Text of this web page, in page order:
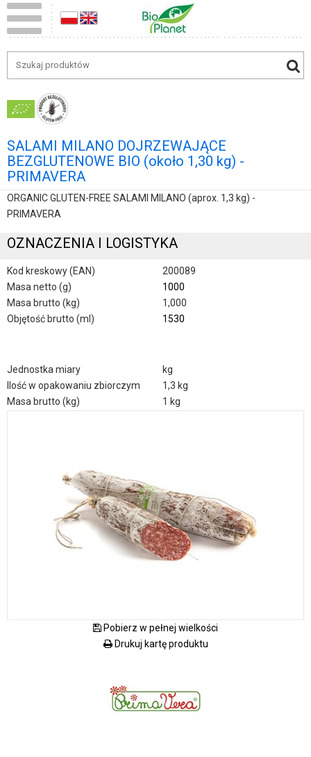
SALAMI MILANO DOJRZEWAJĄCE
BEZGLUTENOWE BIO (około 1,30 kg) -
PRIMAVERA
ORGANIC GLUTEN-FREE SALAMI MILANO (aprox. 1,3 kg) -
PRIMAVERA
OZNACZENIA I LOGISTYKA
Kod kreskowy (EAN)
200089
Masa netto (g)
1000
Masa brutto (kg)
1,000
Objętość brutto (ml)
1530
Jednostka miary
kg
Ilość w opakowaniu zbiorczym
1,3 kg
Masa brutto (kg)
1 kg
Pobierz w pełnej wielkości
Drukuj kartę produktu